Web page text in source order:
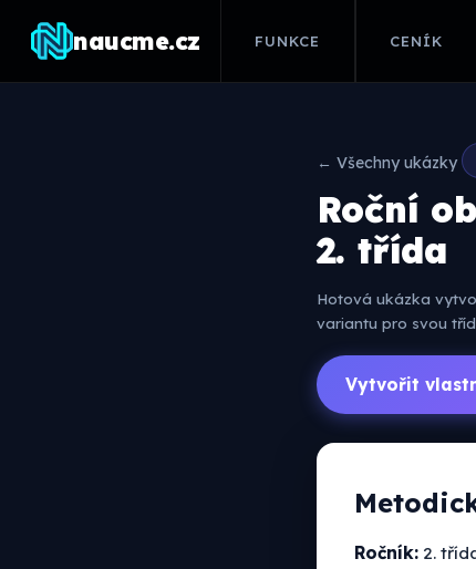
naucme.cz FUNKCE CENÍK
← Všechny ukázky
Roční
2. třída
Hotová ukázka
variantu pro svou
Vytvořit
Ročník: 2.